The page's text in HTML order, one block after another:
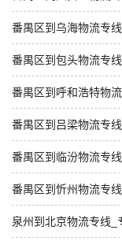
番禺区到乌海物流专
番禺区到包头物流专
番禺区到呼和浩特物
番禺区到吕梁物流专
番禺区到临汾物流专
番禺区到忻州物流专
泉州到北京物流专线_